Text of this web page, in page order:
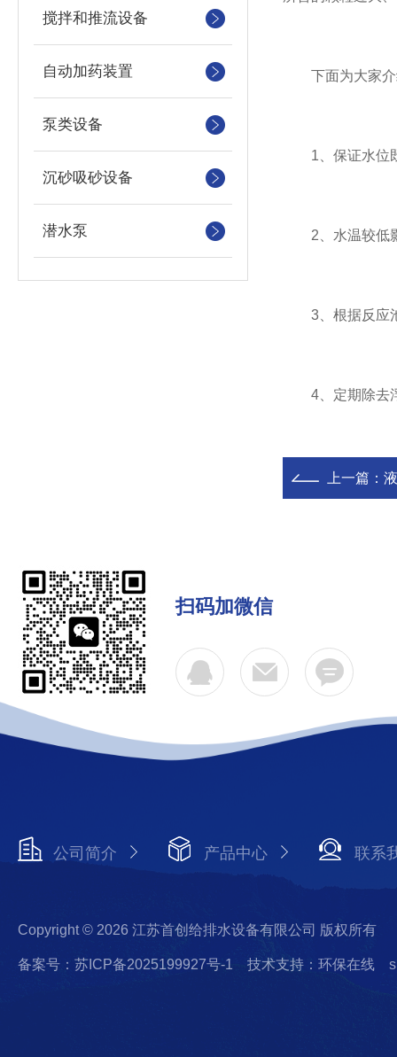
搅拌和推流设备
自动加药装置
泵类设备
沉砂吸砂设备
潜水泵
下面为大家介
1、保证水位既
2、水温较低影
3、根据反应池
4、定期除去浮
上一篇：
扫码加微信
公司简介 产品中心 联系
Copyright © 2026 江苏首创给排水设备有限公司 版权所有
备案号：苏ICP备2025199927号-1 技术支持：环保在线